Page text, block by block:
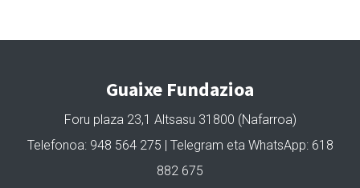
Guaixe Fundazioa
Foru plaza 23,1 Altsasu 31800 (Nafarroa)
Telefonoa: 948 564 275 | Telegram eta WhatsApp: 618
882 675